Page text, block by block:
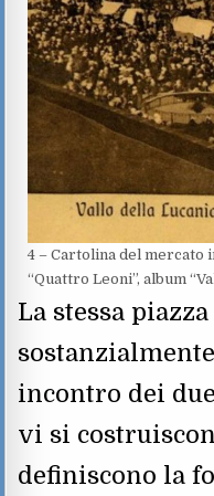
4 – Cartolina del mercato
“Quattro Leoni”, album
La stessa piazza
incontro dei
vi si
definiscono la